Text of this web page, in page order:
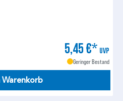
5,45 €* UVP
Geringer Bestand
Warenkorb